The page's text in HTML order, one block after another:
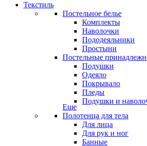
Текстиль
Постельное белье
Комплекты
Наволочки
Пододеяльники
Простыни
Постельные
Подушки
Одеяло
Покрывало
Пледы
Подушки и
Еще
Полотенца для тела
Для лица
Для рук и ног
Банные